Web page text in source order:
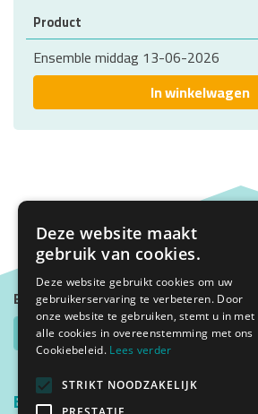
Product
Ensemble middag 13-06-2026
In winkelwagen
Blijf op de hoogte met onze nieuwsbrief
Bezoekadres
Deze website maakt
gebruik van cookies.
Deze website gebruikt cookies om uw
gebruikerservaring te verbeteren. Door
onze website te gebruiken, stemt u in met
alle cookies in overeenstemming met ons
Cookiebeleid. Lees verder
STRIKT NOODZAKELIJK